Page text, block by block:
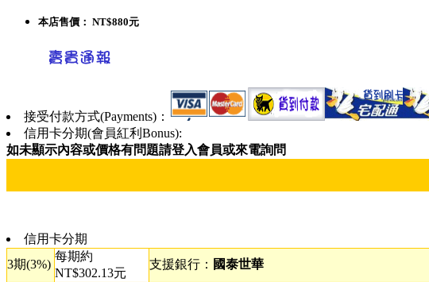
本店售價： NT$880元
接受付款方式(Payments)：
信用卡分期(會員紅利Bonus):
如未顯示內容或價格有問題請登入會員或來電詢問
信用卡分期
3期(3%)
每期約
NT$302.13元
支援銀行： 國泰世華